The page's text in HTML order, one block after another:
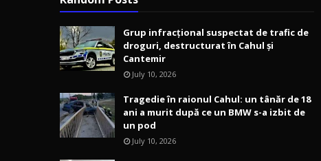
Grup infracțional suspectat de trafic de
droguri, destructurat în Cahul și
Cantemir
July 10, 2026
Tragedie în raionul Cahul: un tânăr de 18
ani a murit după ce un BMW s-a izbit de
un pod
July 10, 2026